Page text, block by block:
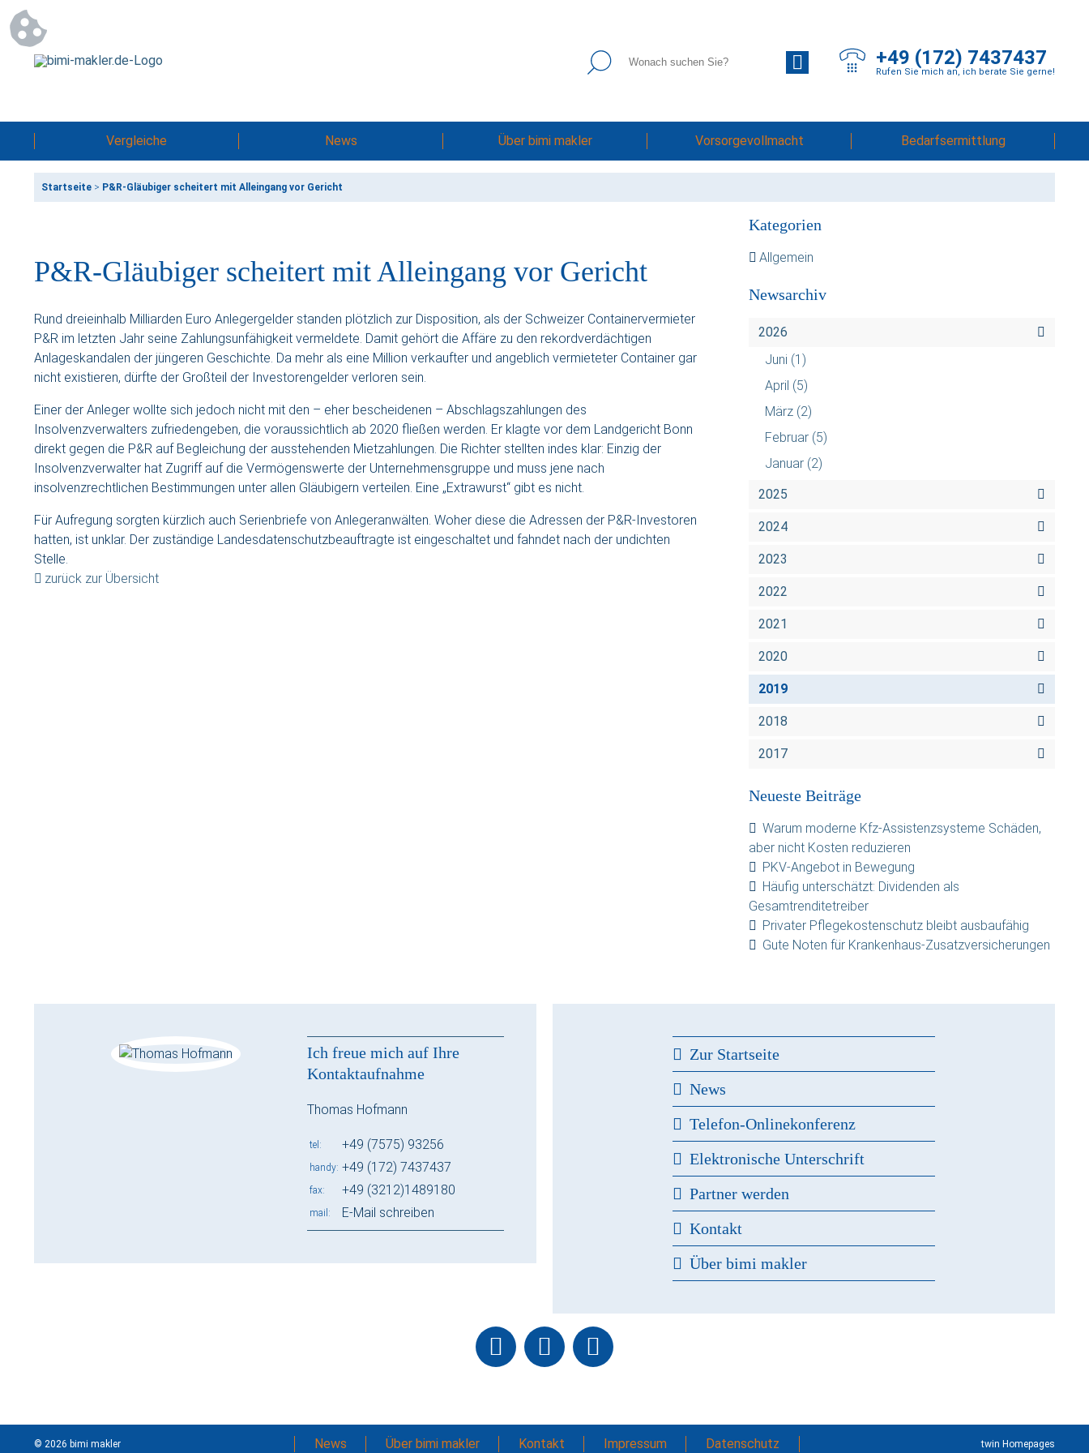
+49 (172) 7437437
Rufen Sie mich an, ich berate Sie gerne!
Vergleiche News Über bimi makler Vorsorgevollmacht Bedarfsermittlung
Startseite > P&R-Gläubiger scheitert mit Alleingang vor Gericht
P&R-Gläubiger scheitert mit Alleingang vor Gericht
Rund dreieinhalb Milliarden Euro Anlegergelder standen plötzlich zur Disposition, als der Schweizer Containervermieter
P&R im letzten Jahr seine Zahlungsunfähigkeit vermeldete. Damit gehört die Affäre zu den rekordverdächtigen
Anlageskandalen der jüngeren Geschichte. Da mehr als eine Million verkaufter und angeblich vermieteter Container gar
nicht existieren, dürfte der Großteil der Investorengelder verloren sein.
Einer der Anleger wollte sich jedoch nicht mit den – eher bescheidenen – Abschlagszahlungen des
Insolvenzverwalters zufriedengeben, die voraussichtlich ab 2020 fließen werden. Er klagte vor dem Landgericht Bonn
direkt gegen die P&R auf Begleichung der ausstehenden Mietzahlungen. Die Richter stellten indes klar: Einzig der
Insolvenzverwalter hat Zugriff auf die Vermögenswerte der Unternehmensgruppe und muss jene nach
insolvenzrechtlichen Bestimmungen unter allen Gläubigern verteilen. Eine „Extrawurst“ gibt es nicht.
Für Aufregung sorgten kürzlich auch Serienbriefe von Anlegeranwälten. Woher diese die Adressen der P&R-Investoren
hatten, ist unklar. Der zuständige Landesdatenschutzbeauftragte ist eingeschaltet und fahndet nach der undichten
Stelle.
zurück zur Übersicht
Kategorien
Allgemein
Newsarchiv
2026
Juni (1)
April (5)
März (2)
Februar (5)
Januar (2)
2025
2024
2023
2022
2021
2020
2019
2018
2017
Neueste Beiträge
Warum moderne Kfz-Assistenzsysteme Schäden,
aber nicht Kosten reduzieren
PKV-Angebot in Bewegung
Häufig unterschätzt: Dividenden als
Gesamtrenditetreiber
Privater Pflegekostenschutz bleibt ausbaufähig
Gute Noten für Krankenhaus-Zusatzversicherungen
Ich freue mich auf Ihre
Kontaktaufnahme
Thomas Hofmann
tel +49 (7575) 93256
handy +49 (172) 7437437
fax +49 (3212)1489180
mail E-Mail schreiben
Zur Startseite
News
Telefon-Onlinekonferenz
Elektronische Unterschrift
Partner werden
Kontakt
Über bimi makler
News Über bimi makler Kontakt Impressum Datenschutz
© 2026 bimi makler twin Homepages